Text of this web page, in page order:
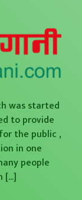
was started
to provide
the public ,
in one
people
[...]